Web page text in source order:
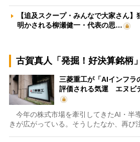
【追及スクープ・みんなで大家さん
明かされる柳瀬健一・代表の思…
古賀真人「発掘！好決算銘柄」
三菱重工が「AIインフラ
評価される気運 エヌビ
今年の株式市場を牽引してきたAI・半
きが広がっている。そうしたなか、再び